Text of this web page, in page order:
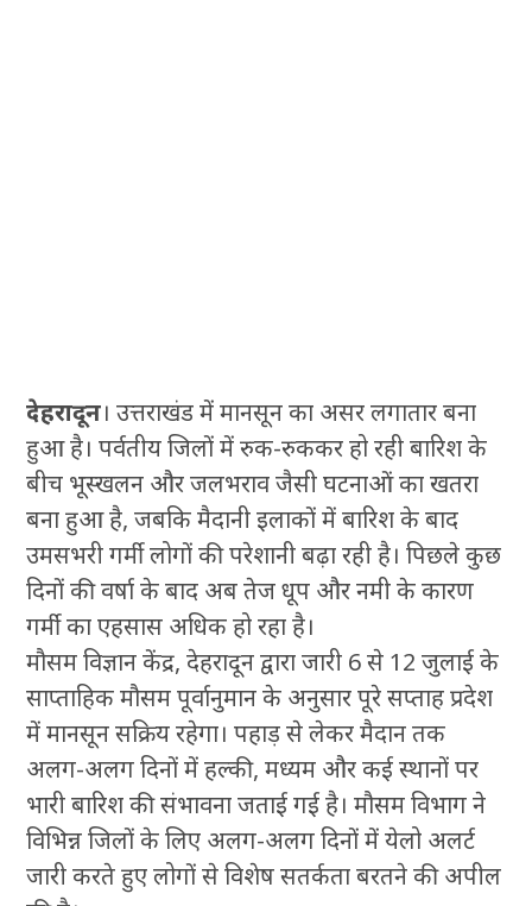
देहरादून। उत्तराखंड में मानसून का असर लगातार बना
हुआ है। पर्वतीय जिलों में रुक-रुककर हो रही बारिश के
बीच भूस्खलन और जलभराव जैसी घटनाओं का खतरा
बना हुआ है, जबकि मैदानी इलाकों में बारिश के बाद
उमसभरी गर्मी लोगों की परेशानी बढ़ा रही है। पिछले कुछ
दिनों की वर्षा के बाद अब तेज धूप और नमी के कारण
गर्मी का एहसास अधिक हो रहा है।
मौसम विज्ञान केंद्र, देहरादून द्वारा जारी 6 से 12 जुलाई के
साप्ताहिक मौसम पूर्वानुमान के अनुसार पूरे सप्ताह प्रदेश
में मानसून सक्रिय रहेगा। पहाड़ से लेकर मैदान तक
अलग-अलग दिनों में हल्की, मध्यम और कई स्थानों पर
भारी बारिश की संभावना जताई गई है। मौसम विभाग ने
विभिन्न जिलों के लिए अलग-अलग दिनों में येलो अलर्ट
जारी करते हुए लोगों से विशेष सतर्कता बरतने की अपील